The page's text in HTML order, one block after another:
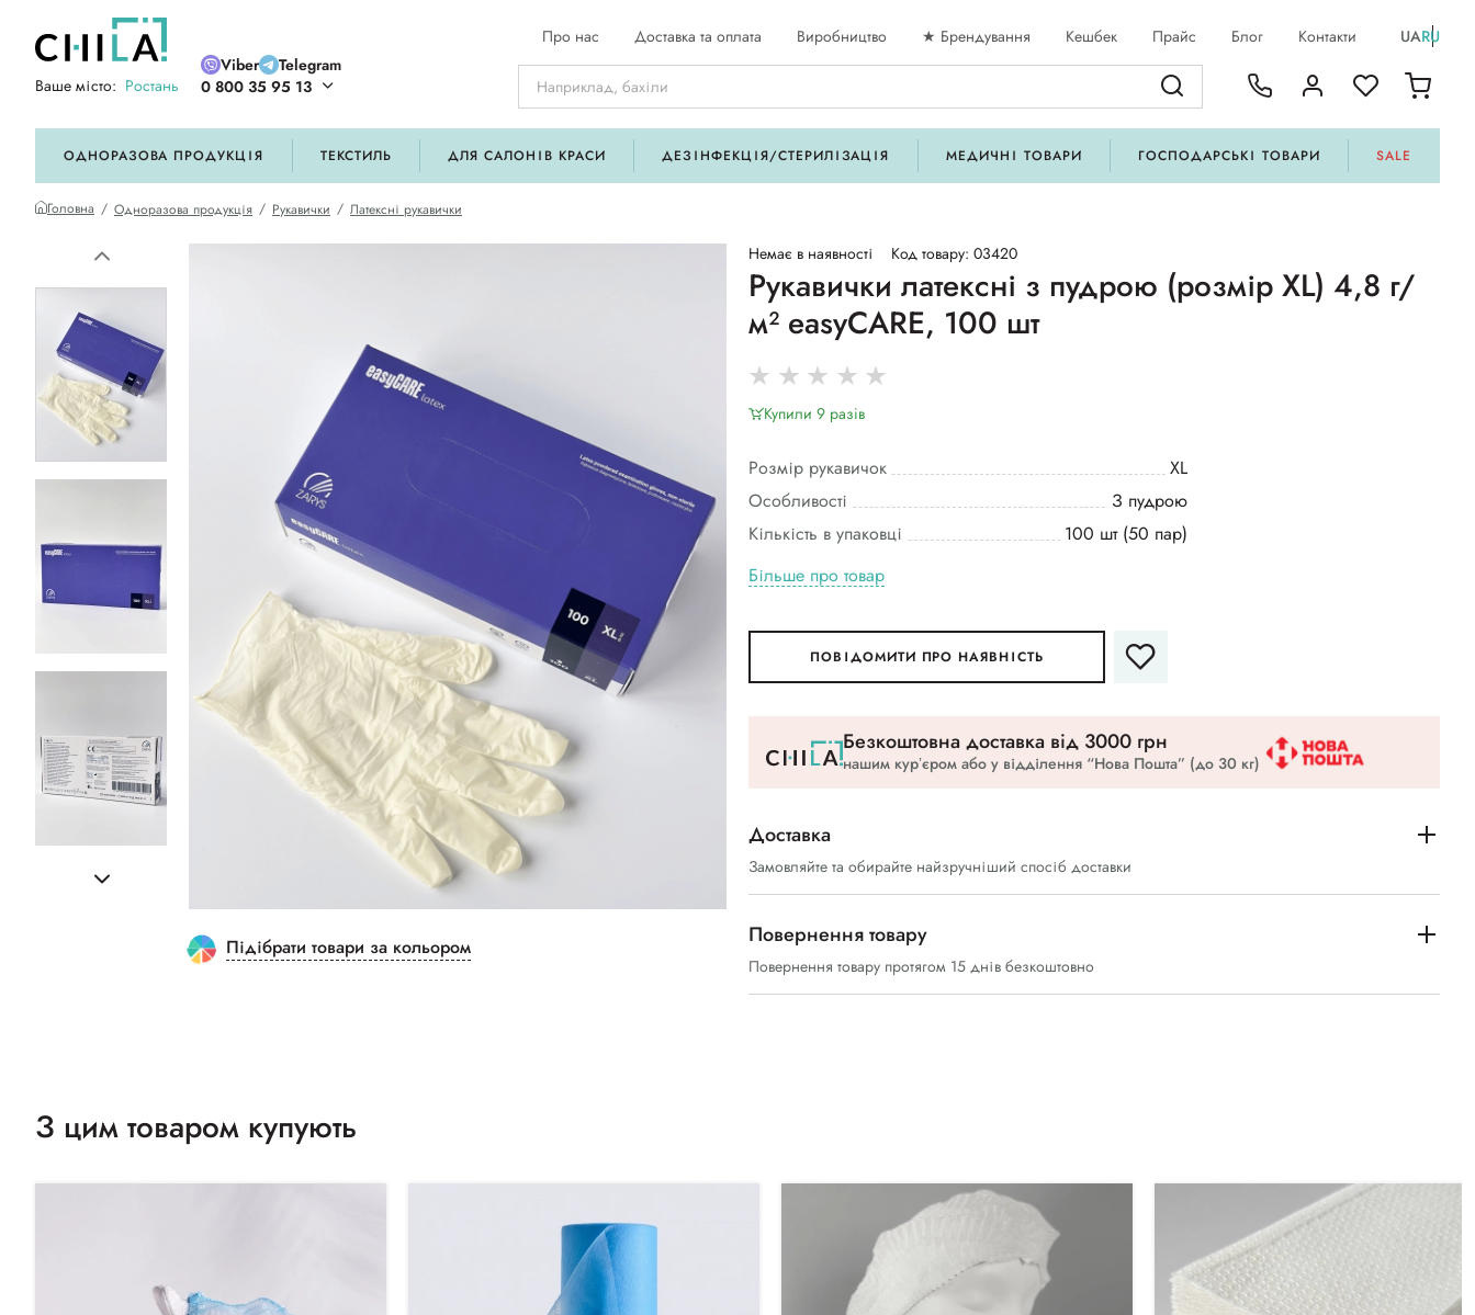
Ваше місто: Ростань
Viber
Telegram
0 800 35 95 13
Про нас Доставка та оплата Виробництво ★ Брендування Кешбек Прайс Блог Контакти UARU
ОДНОРАЗОВА ПРОДУКЦІЯ ТЕКСТИЛЬ ДЛЯ САЛОНІВ КРАСИ ДЕЗІНФЕКЦІЯ/СТЕРИЛІЗАЦІЯ МЕДИЧНІ ТОВАРИ ГОСПОДАРСЬКІ ТОВАРИ SALE
Головна Одноразова продукція Рукавички Латексні рукавички
Підібрати товари за кольором
Немає в наявності Код товару: 03420
Рукавички латексні з пудрою (розмір XL) 4,8 г/
м² easyCARE, 100 шт
Купили 9 разiв
Розмір рукавичок
ХL
Особливості
З пудрою
Кількість в упаковці
100 шт (50 пар)
Більше про товар
ПОВІДОМИТИ ПРО НАЯВНІСТЬ
Безкоштовна доставка вiд 3000 грн
нашим курʼєром або у відділення “Нова Пошта” (до 30 кг)
Доставка
Замовляйте та обирайте найзручніший спосіб доставки
Повернення товару
Повернення товару протягом 15 днів безкоштовно
З цим товаром купують